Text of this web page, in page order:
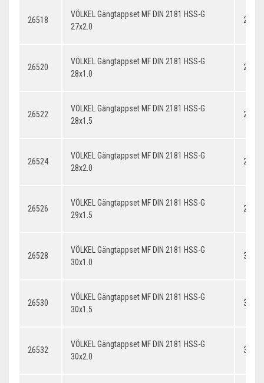
26518
VÖLKEL Gängtappset MF DIN 2181 HSS-G
27x2.0
26520
VÖLKEL Gängtappset MF DIN 2181 HSS-G
28x1.0
26522
VÖLKEL Gängtappset MF DIN 2181 HSS-G
28x1.5
26524
VÖLKEL Gängtappset MF DIN 2181 HSS-G
28x2.0
26526
VÖLKEL Gängtappset MF DIN 2181 HSS-G
29x1.5
26528
VÖLKEL Gängtappset MF DIN 2181 HSS-G
30x1.0
26530
VÖLKEL Gängtappset MF DIN 2181 HSS-G
30x1.5
26532
VÖLKEL Gängtappset MF DIN 2181 HSS-G
30x2.0